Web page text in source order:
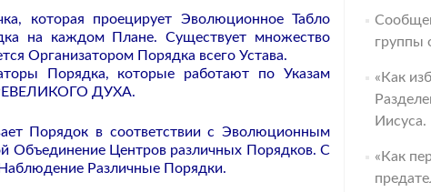
проецирует Эволюционное Табло
на каждом Плане. Существует множество
Организатором Порядка всего Устава.
Порядка, которые работают по Указам
ДУХА.
Порядок в соответствии с Эволюционным
Объединение Центров различных Порядков. С
Различные Порядки.
группы
«Как
Иисуса.
«Как